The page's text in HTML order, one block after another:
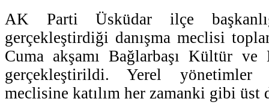
AK Parti Üsküdar ilçe
gerçekleştirdiği danışma meclisi
Cuma akşamı Bağlarbaşı Kültür ve
gerçekleştirildi. Yerel yönetimler
meclisine katılım her zamanki gibi üst